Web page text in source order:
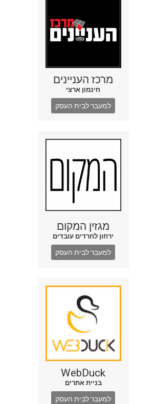
מרכז העניינים
חינמון ארצי
למעבר לבית העסק
מגזין המקום
ירחון לחרדים עובדים
למעבר לבית העסק
WebDuck
בניית אתרים
למעבר לבית העסק